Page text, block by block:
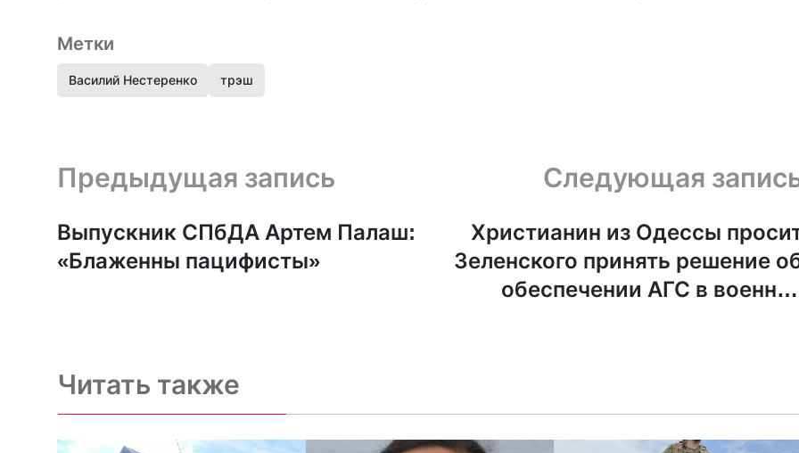
Метки
Василий Нестеренко трэш
Предыдущая запись и следующая запись
Предыдущая запись
Выпускник СПбДА Артем Палаш:
«Блаженны пацифисты»
Следующая
Христианин из Одессы
Зеленского принять решение
обеспечении АГС в военное
Читать также